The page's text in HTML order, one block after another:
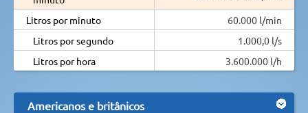
Litros por minuto
60.000 l/min
Litros por segundo
1.000,0 l/s
Litros por hora
3.600.000 l/h
Americanos e britânicos